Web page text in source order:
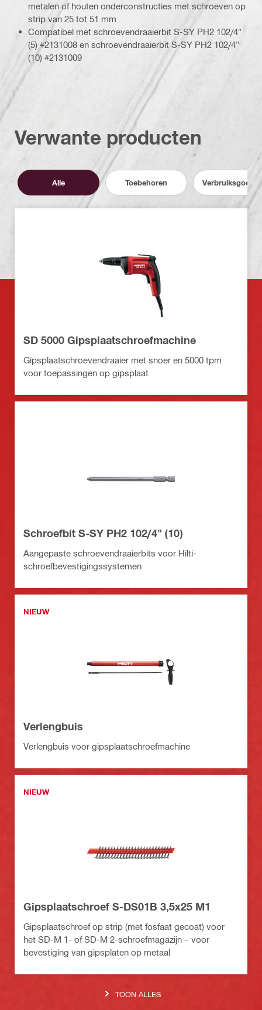
metalen of houten onderconstructies met schroeven op
strip van 25 tot 51 mm
Compatibel met schroevendraaierbit S-SY PH2 102/4"
(5) #2131008 en schroevendraaierbit S-SY PH2 102/4"
(10) #2131009
Verwante producten
Alle Toebehoren
SD 5000 Gipsplaatschroefmachine
Gipsplaatschroevendraaier met snoer en 5000 tpm
voor toepassingen op gipsplaat
Schroefbit S-SY PH2 102/4" (10)
Aangepaste schroevendraaierbits voor Hilti-
schroefbevestigingssystemen
NIEUW
Verlengbuis
Verlengbuis voor gipsplaatschroefmachine
NIEUW
Gipsplaatschroef S-DS01B 3,5x25 M1
Gipsplaatschroef op strip (met fosfaat gecoat) voor
het SD-M 1- of SD-M 2-schroefmagazijn – voor
bevestiging van gipsplaten op metaal
TOON ALLES